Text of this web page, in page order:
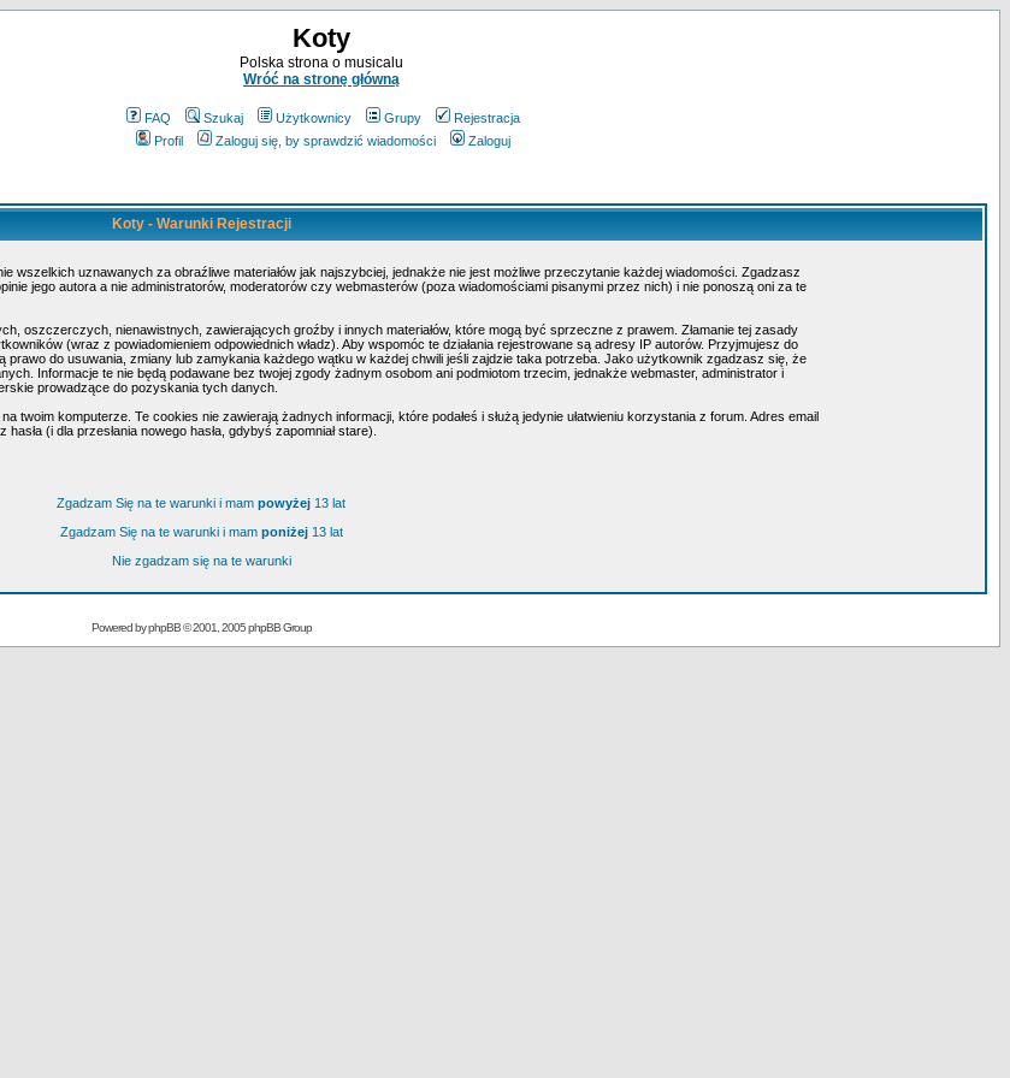
Koty
Polska strona o musicalu
Wróć na stronę główną
FAQ Szukaj Użytkownicy Grupy
Rejestracja
Profil
Zaloguj się, by sprawdzić wiadomości Zaloguj
Koty - Warunki Rejestracji
wszelkich uznawanych za obraźliwe materiałów jak najszybciej, jednakże nie jest możliwe przeczytanie każdej wiadomości. Zgadzasz
jego autora a nie administratorów, moderatorów czy webmasterów (poza wiadomościami pisanymi przez nich) i nie ponoszą oni za te
oszczerczych, nienawistnych, zawierających groźby i innych materiałów, które mogą być sprzeczne z prawem. Złamanie tej zasady
(wraz z powiadomieniem odpowiednich władz). Aby wspomóc te działania rejestrowane są adresy IP autorów. Przyjmujesz do
do usuwania, zmiany lub zamykania każdego wątku w każdej chwili jeśli zajdzie taka potrzeba. Jako użytkownik zgadzasz się, że
Informacje te nie będą podawane bez twojej zgody żadnym osobom ani podmiotom trzecim, jednakże webmaster, administrator i
prowadzące do pozyskania tych danych.
komputerze. Te cookies nie zawierają żadnych informacji, które podałeś i służą jedynie ułatwieniu korzystania z forum. Adres email
(i dla przesłania nowego hasła, gdybyś zapomniał stare).
Zgadzam Się na te warunki i mam powyżej 13 lat
Zgadzam Się na te warunki i mam poniżej13 lat
Nie zgadzam się na te warunki
Powered byphpBB© 2001, 2005 phpBB Group